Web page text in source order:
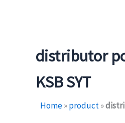
distributor
KSB SYT
Home»product»